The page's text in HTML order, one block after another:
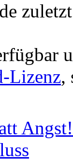
Lizenz,
Angst!